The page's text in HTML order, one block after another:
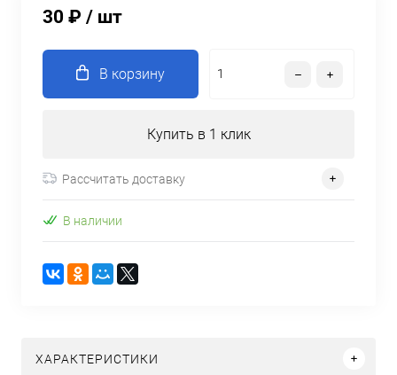
30 ₽ / шт
В корзину
Купить в 1 клик
Рассчитать доставку
В наличии
ХАРАКТЕРИСТИКИ